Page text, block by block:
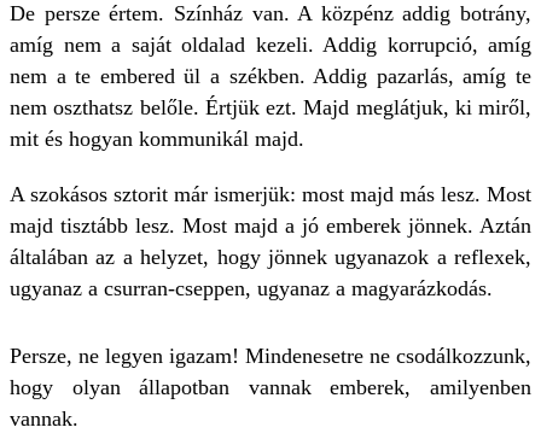
De persze értem. Színház van. A közpénz addig botrány,
amíg nem a saját oldalad kezeli. Addig korrupció, amíg
nem a te embered ül a székben. Addig pazarlás, amíg te
nem oszthatsz belőle. Értjük ezt. Majd meglátjuk, ki miről,
mit és hogyan kommunikál majd.
A szokásos sztorit már ismerjük: most majd más lesz. Most
majd tisztább lesz. Most majd a jó emberek jönnek. Aztán
általában az a helyzet, hogy jönnek ugyanazok a reflexek,
ugyanaz a csurran-cseppen, ugyanaz a magyarázkodás.
Persze, ne legyen igazam! Mindenesetre ne csodálkozzunk,
hogy olyan állapotban vannak emberek, amilyenben
vannak.